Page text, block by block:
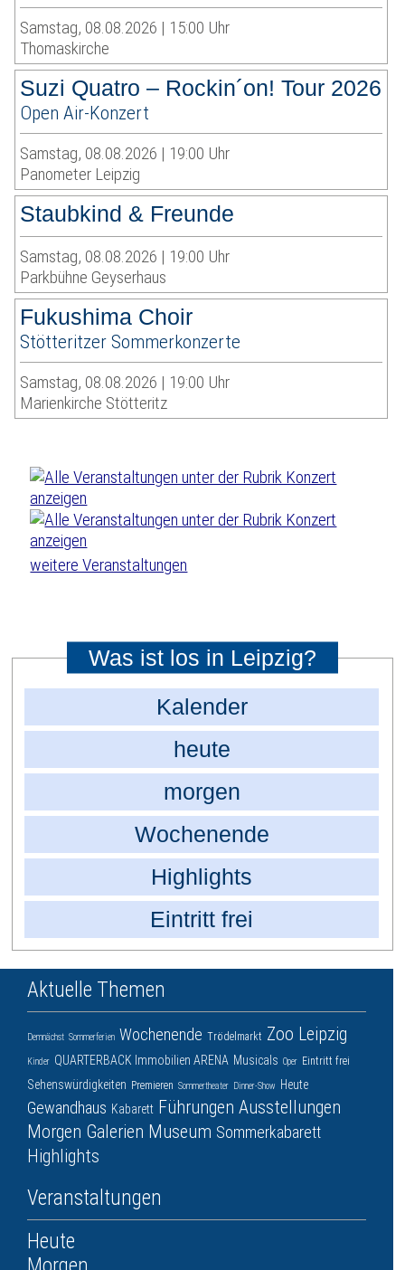
Samstag, 08.08.2026 | 15:00 Uhr
Thomaskirche
Suzi Quatro – Rockin´on! Tour 2026
Open Air-Konzert
Samstag, 08.08.2026 | 19:00 Uhr
Panometer Leipzig
Staubkind & Freunde
Samstag, 08.08.2026 | 19:00 Uhr
Parkbühne Geyserhaus
Fukushima Choir
Stötteritzer Sommerkonzerte
Samstag, 08.08.2026 | 19:00 Uhr
Marienkirche Stötteritz
weitere Veranstaltungen
Was ist los in Leipzig?
Kalender
heute
morgen
Wochenende
Highlights
Eintritt frei
Aktuelle Themen
Demnächst Sommerferien Wochenende Trödelmarkt Zoo Leipzig
Kinder QUARTERBACK Immobilien ARENA Musicals Oper Eintritt frei
Sehenswürdigkeiten Premieren Sommertheater Dinner-Show Heute
Gewandhaus Kabarett Führungen Ausstellungen
Morgen Galerien Museum Sommerkabarett
Highlights
Veranstaltungen
Heute